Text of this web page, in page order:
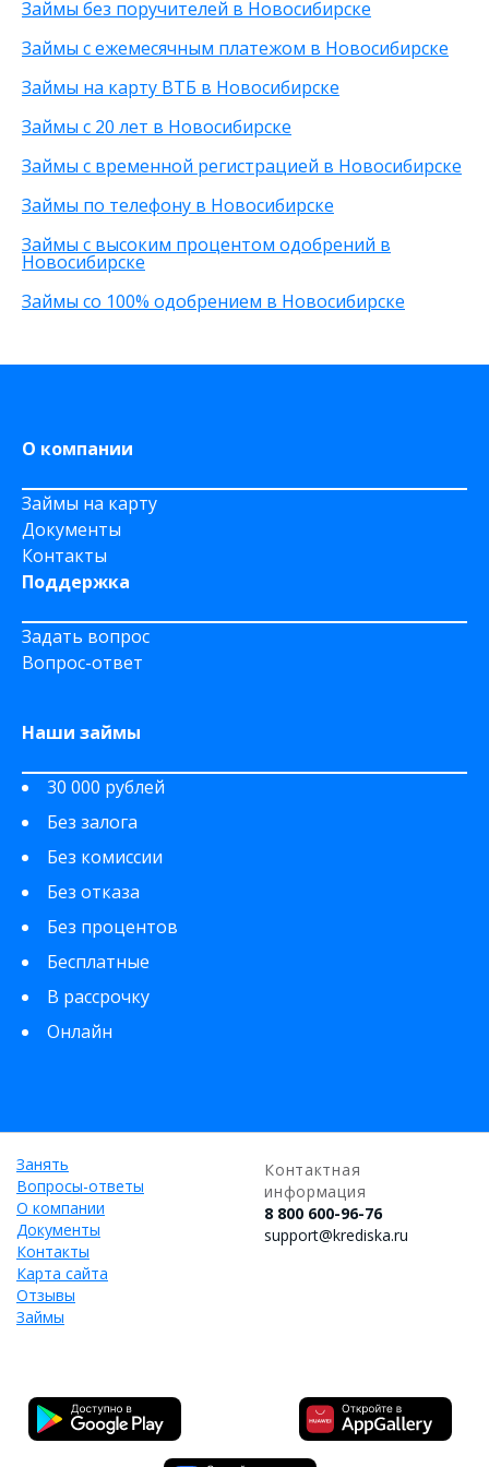
На неименную карту
На виртуальную карту
На зарплатную карту
По телефону
Через Телеграм
На Webmoney
Через Золотую Корону
На карту круглосуточно
На карту Моментум
на Яндекс деньги
На Сберкнижку
Без фото
Без подтверждения личности
Без процентов
С высоким одобрением
Без залога
Без посредников
Без посещения офиса
Без звонков
200 рублей
25 000 рублей
15 000 рублей
30 000 рублей
8 000 рублей
20 000 рублей
Займы без поручителей в Новосибирске
Займы с ежемесячным платежом в Новосибирске
Займы на карту ВТБ в Новосибирске
Займы с 20 лет в Новосибирске
Займы с временной регистрацией в Новосибирске
Займы по телефону в Новосибирске
Займы с высоким процентом одобрений в
Новосибирске
Займы со 100% одобрением в Новосибирске
О компании
Займы на карту
Документы
Контакты
Поддержка
Задать вопрос
Вопрос-ответ
Наши займы
30 000 рублей
Без залога
Без комиссии
Без отказа
Без процентов
Бесплатные
В рассрочку
Онлайн
Занять
Вопросы-ответы
О компании
Документы
Контакты
Карта сайта
Отзывы
Займы
Контактная
информация
8 800 600-96-76
support@krediska.ru